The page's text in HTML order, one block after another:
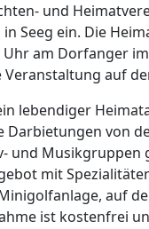
und
Seeg ein. Die
Uhr am Dorfanger
Veranstaltung auf
lebendiger
Darbietungen von
und
mit
auf
ist kostenfrei